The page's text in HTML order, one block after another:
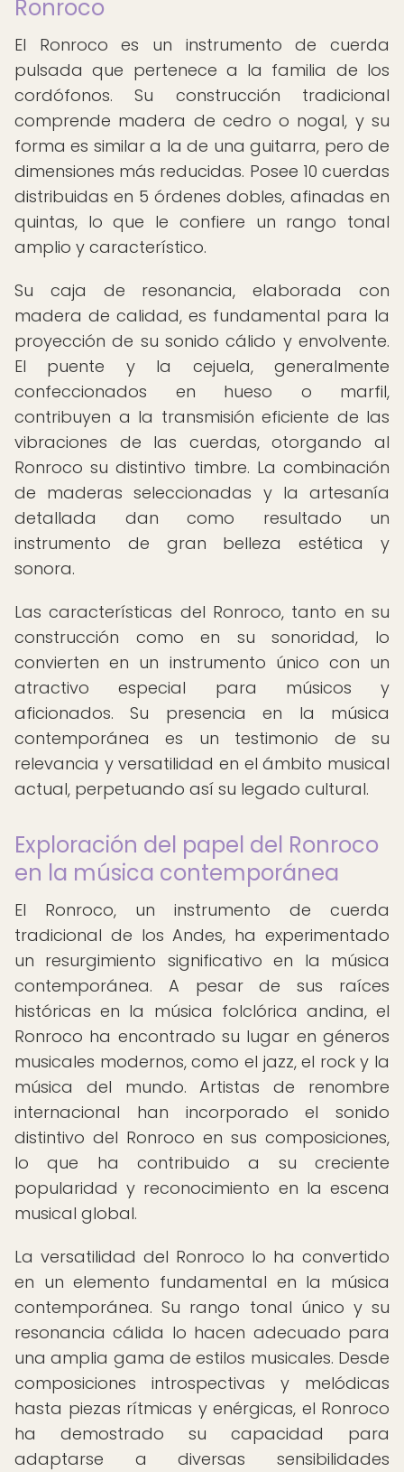
Ronroco
El Ronroco es un instrumento de cuerda
pulsada que pertenece a la familia de los
cordófonos. Su construcción tradicional
comprende madera de cedro o nogal, y su
forma es similar a la de una guitarra, pero de
dimensiones más reducidas. Posee 10 cuerdas
distribuidas en 5 órdenes dobles, afinadas en
quintas, lo que le confiere un rango tonal
amplio y característico.
Su caja de resonancia, elaborada con
madera de calidad, es fundamental para la
proyección de su sonido cálido y envolvente.
El puente y la cejuela, generalmente
confeccionados en hueso o marfil,
contribuyen a la transmisión eficiente de las
vibraciones de las cuerdas, otorgando al
Ronroco su distintivo timbre. La combinación
de maderas seleccionadas y la artesanía
detallada dan como resultado un
instrumento de gran belleza estética y
sonora.
Las características del Ronroco, tanto en su
construcción como en su sonoridad, lo
convierten en un instrumento único con un
atractivo especial para músicos y
aficionados. Su presencia en la música
contemporánea es un testimonio de su
relevancia y versatilidad en el ámbito musical
actual, perpetuando así su legado cultural.
Exploración del papel del Ronroco
en la música contemporánea
El Ronroco, un instrumento de cuerda
tradicional de los Andes, ha experimentado
un resurgimiento significativo en la música
contemporánea. A pesar de sus raíces
históricas en la música folclórica andina, el
Ronroco ha encontrado su lugar en géneros
musicales modernos, como el jazz, el rock y la
música del mundo. Artistas de renombre
internacional han incorporado el sonido
distintivo del Ronroco en sus composiciones,
lo que ha contribuido a su creciente
popularidad y reconocimiento en la escena
musical global.
La versatilidad del Ronroco lo ha convertido
en un elemento fundamental en la música
contemporánea. Su rango tonal único y su
resonancia cálida lo hacen adecuado para
una amplia gama de estilos musicales. Desde
composiciones introspectivas y melódicas
hasta piezas rítmicas y enérgicas, el Ronroco
ha demostrado su capacidad para
adaptarse a diversas sensibilidades